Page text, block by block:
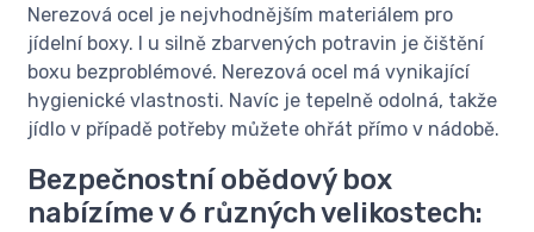
Nerezová ocel je nejvhodnějším materiálem pro
jídelní boxy. I u silně zbarvených potravin je čištění
boxu bezproblémové. Nerezová ocel má vynikající
hygienické vlastnosti. Navíc je tepelně odolná, takže
jídlo v případě potřeby můžete ohřát přímo v nádobě.
Bezpečnostní obědový box
nabízíme v 6 různých velikostech: